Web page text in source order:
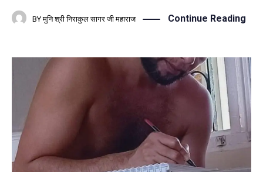
BY मुनि श्री निराकुल सागर जी महाराज Continue Reading